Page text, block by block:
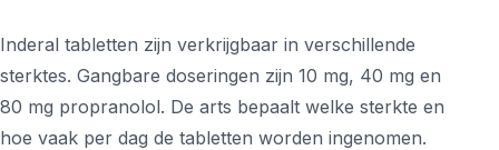
Inderal tabletten zijn verkrijgbaar in verschillende
sterktes. Gangbare doseringen zijn 10 mg, 40 mg en
80 mg propranolol. De arts bepaalt welke sterkte en
hoe vaak per dag de tabletten worden ingenomen.